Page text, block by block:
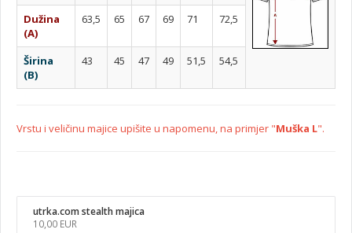
Dužina
(A)
63,5 65 67 69 71 72,5
Širina
(B)
43 45 47 49 51,5 54,5
Vrstu i veličinu majice upišite u napomenu, na primjer "Muška L".
utrka.com stealth majica
10,00 EUR